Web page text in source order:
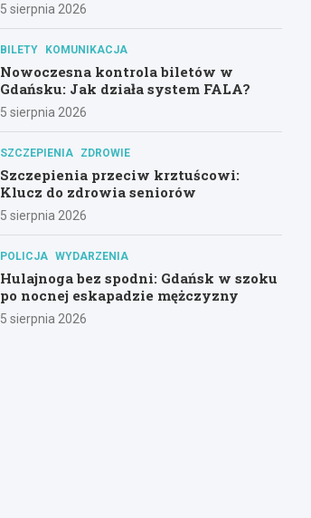
5 sierpnia 2026
BILETY KOMUNIKACJA
Nowoczesna kontrola biletów w
Gdańsku: Jak działa system FALA?
5 sierpnia 2026
SZCZEPIENIA ZDROWIE
Szczepienia przeciw krztuścowi:
Klucz do zdrowia seniorów
5 sierpnia 2026
POLICJA WYDARZENIA
Hulajnoga bez spodni: Gdańsk w szoku
po nocnej eskapadzie mężczyzny
5 sierpnia 2026